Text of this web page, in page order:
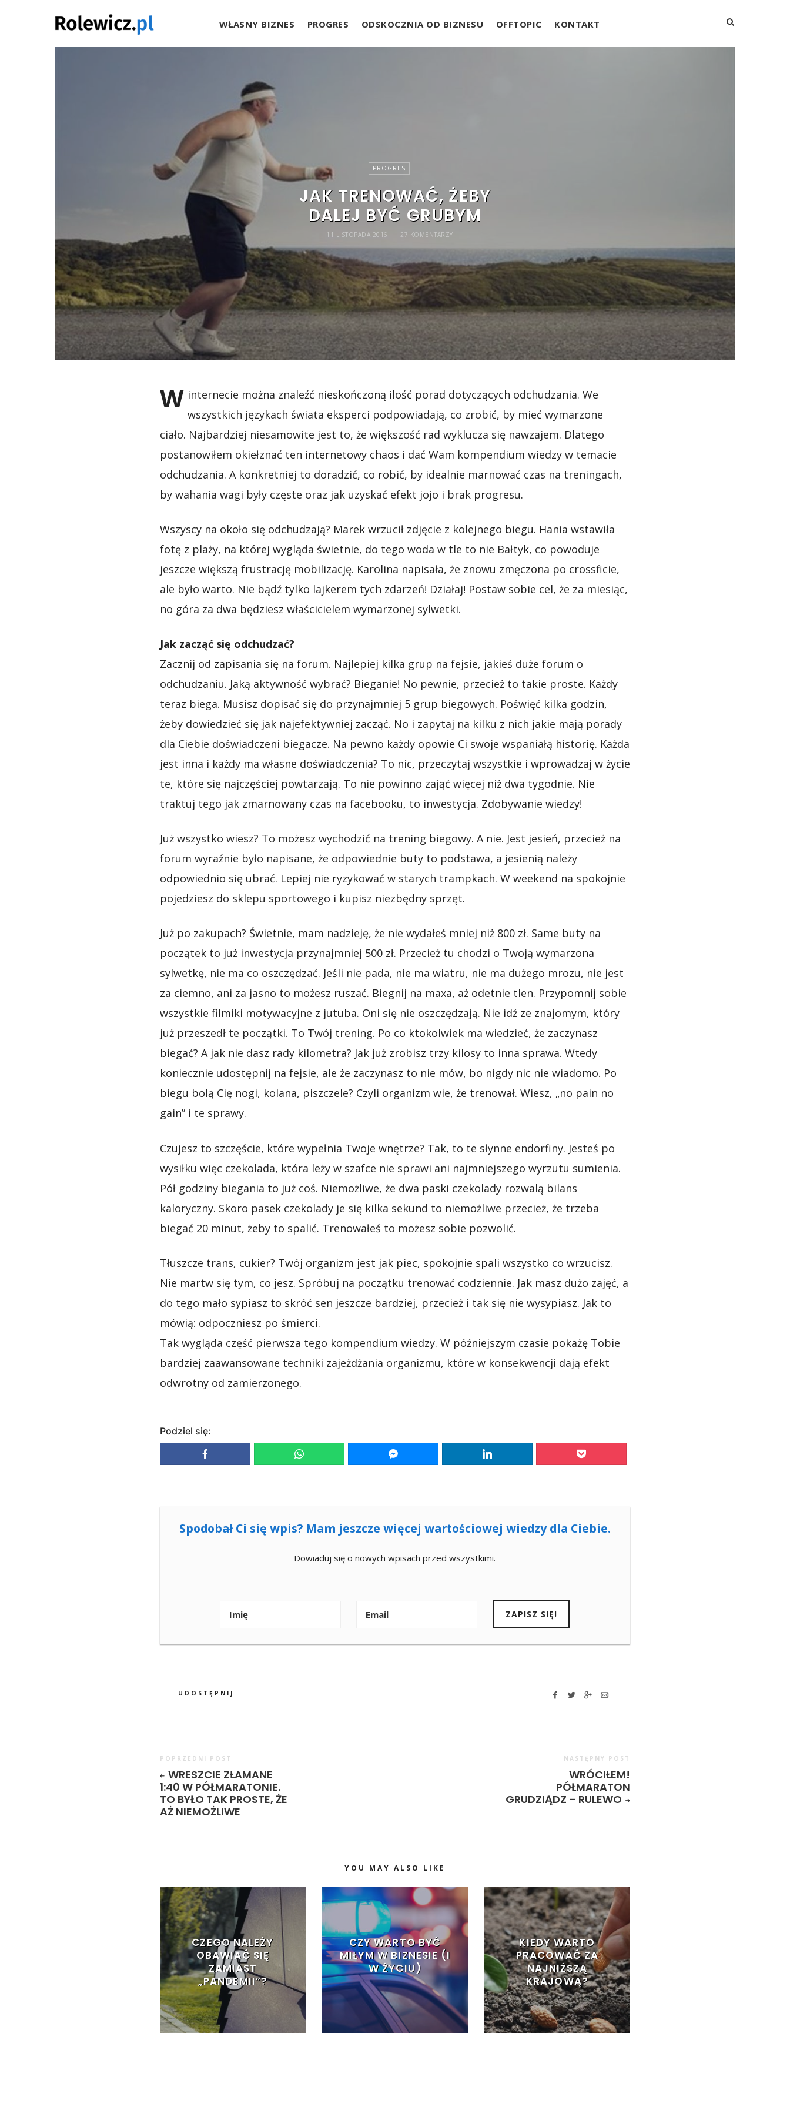
Rolewicz.pl
WŁASNY BIZNES PROGRES ODSKOCZNIA OD BIZNESU OFFTOPIC KONTAKT
PROGRES
JAK TRENOWAĆ, ŻEBY
DALEJ BYĆ GRUBYM
11 LISTOPADA 2016 27 KOMENTARZY
W internecie można znaleźć nieskończoną ilość porad dotyczących odchudzania. We
wszystkich językach świata eksperci podpowiadają, co zrobić, by mieć wymarzone
ciało. Najbardziej niesamowite jest to, że większość rad wyklucza się nawzajem. Dlatego
postanowiłem okiełznać ten internetowy chaos i dać Wam kompendium wiedzy w temacie
odchudzania. A konkretniej to doradzić, co robić, by idealnie marnować czas na treningach,
by wahania wagi były częste oraz jak uzyskać efekt jojo i brak progresu.
Wszyscy na około się odchudzają? Marek wrzucił zdjęcie z kolejnego biegu. Hania wstawiła
fotę z plaży, na której wygląda świetnie, do tego woda w tle to nie Bałtyk, co powoduje
jeszcze większą frustracjęmobilizację. Karolina napisała, że znowu zmęczona po crossficie,
ale było warto. Nie bądź tylko lajkerem tych zdarzeń! Działaj! Postaw sobie cel, że za miesiąc,
no góra za dwa będziesz właścicielem wymarzonej sylwetki.
Jak zacząć się odchudzać?
Zacznij od zapisania się na forum. Najlepiej kilka grup na fejsie, jakieś duże forum o
odchudzaniu. Jaką aktywność wybrać? Bieganie! No pewnie, przecież to takie proste. Każdy
teraz biega. Musisz dopisać się do przynajmniej 5 grup biegowych. Poświęć kilka godzin,
żeby dowiedzieć się jak najefektywniej zacząć. No i zapytaj na kilku z nich jakie mają porady
dla Ciebie doświadczeni biegacze. Na pewno każdy opowie Ci swoje wspaniałą historię. Każda
jest inna i każdy ma własne doświadczenia? To nic, przeczytaj wszystkie i wprowadzaj w życie
te, które się najczęściej powtarzają. To nie powinno zająć więcej niż dwa tygodnie. Nie
traktuj tego jak zmarnowany czas na facebooku, to inwestycja. Zdobywanie wiedzy!
Już wszystko wiesz? To możesz wychodzić na trening biegowy. A nie. Jest jesień, przecież na
forum wyraźnie było napisane, że odpowiednie buty to podstawa, a jesienią należy
odpowiednio się ubrać. Lepiej nie ryzykować w starych trampkach. W weekend na spokojnie
pojedziesz do sklepu sportowego i kupisz niezbędny sprzęt.
Już po zakupach? Świetnie, mam nadzieję, że nie wydałeś mniej niż 800 zł. Same buty na
początek to już inwestycja przynajmniej 500 zł. Przecież tu chodzi o Twoją wymarzona
sylwetkę, nie ma co oszczędzać. Jeśli nie pada, nie ma wiatru, nie ma dużego mrozu, nie jest
za ciemno, ani za jasno to możesz ruszać. Biegnij na maxa, aż odetnie tlen. Przypomnij sobie
wszystkie filmiki motywacyjne z jutuba. Oni się nie oszczędzają. Nie idź ze znajomym, który
już przeszedł te początki. To Twój trening. Po co ktokolwiek ma wiedzieć, że zaczynasz
biegać? A jak nie dasz rady kilometra? Jak już zrobisz trzy kilosy to inna sprawa. Wtedy
koniecznie udostępnij na fejsie, ale że zaczynasz to nie mów, bo nigdy nic nie wiadomo. Po
biegu bolą Cię nogi, kolana, piszczele? Czyli organizm wie, że trenował. Wiesz, „no pain no
gain” i te sprawy.
Czujesz to szczęście, które wypełnia Twoje wnętrze? Tak, to te słynne endorfiny. Jesteś po
wysiłku więc czekolada, która leży w szafce nie sprawi ani najmniejszego wyrzutu sumienia.
Pół godziny biegania to już coś. Niemożliwe, że dwa paski czekolady rozwalą bilans
kaloryczny. Skoro pasek czekolady je się kilka sekund to niemożliwe przecież, że trzeba
biegać 20 minut, żeby to spalić. Trenowałeś to możesz sobie pozwolić.
Tłuszcze trans, cukier? Twój organizm jest jak piec, spokojnie spali wszystko co wrzucisz.
Nie martw się tym, co jesz. Spróbuj na początku trenować codziennie. Jak masz dużo zajęć, a
do tego mało sypiasz to skróć sen jeszcze bardziej, przecież i tak się nie wysypiasz. Jak to
mówią: odpoczniesz po śmierci.
Tak wygląda część pierwsza tego kompendium wiedzy. W późniejszym czasie pokażę Tobie
bardziej zaawansowane techniki zajeżdżania organizmu, które w konsekwencji dają efekt
odwrotny od zamierzonego.
Podziel się:
Spodobał Ci się wpis? Mam jeszcze więcej wartościowej wiedzy dla Ciebie.
Dowiaduj się o nowych wpisach przed wszystkimi.
UDOSTĘPNIJ
POPRZEDNI POST
WRESZCIE ZŁAMANE
1:40 W PÓŁMARATONIE.
TO BYŁO TAK PROSTE, ŻE
AŻ NIEMOŻLIWE
NASTĘPNY POST
WRÓCIŁEM!
PÓŁMARATON
GRUDZIĄDZ – RULEWO
YOU MAY ALSO LIKE
CZEGO NALEŻY
OBAWIAĆ SIĘ
ZAMIAST
„PANDEMII”?
CZY WARTO BYĆ
MIŁYM W BIZNESIE (I
W ŻYCIU)
KIEDY WARTO
PRACOWAĆ ZA
NAJNIŻSZĄ
KRAJOWĄ?